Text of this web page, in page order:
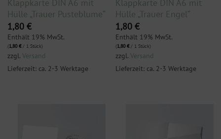
Klappkarte DIN A6 mit
Hülle „Trauer Pusteblume“
1,80 €
Enthält 19% MwSt.
(1,80€/ 1 Stück)
zzgl. Versand
Lieferzeit: ca. 2-3 Werktage
Klappkarte DIN A6 mit
Hülle „Trauer Engel“
1,80 €
Enthält 19% MwSt.
(1,80€/ 1 Stück)
zzgl. Versand
Lieferzeit: ca. 2-3 Werktage